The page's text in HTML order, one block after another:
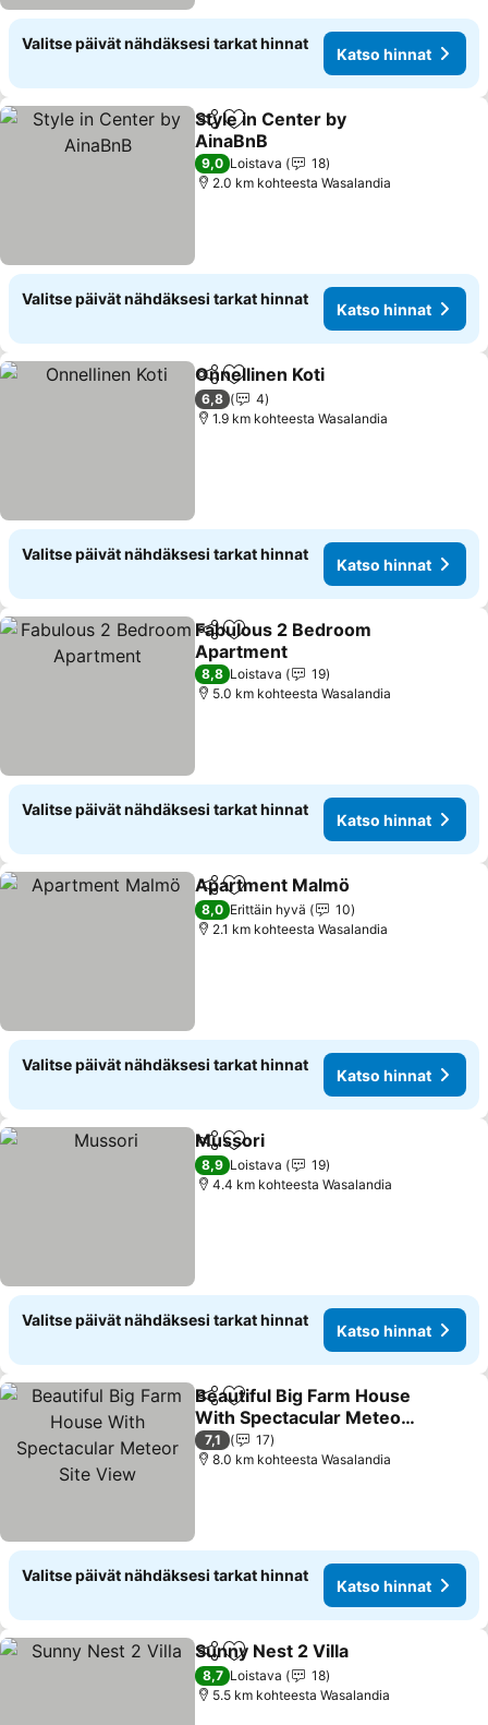
Valitse päivät nähdäksesi tarkat hinnat
Katso hinnat
Jaa Lisää suosikkeihin
Style in Center by
AinaBnB
9,0 Loistava
18
2.0 km kohteesta Wasalandia
Valitse päivät nähdäksesi tarkat hinnat
Katso hinnat
Jaa Lisää suosikkeihin
Onnellinen Koti
6,8
4
1.9 km kohteesta Wasalandia
Valitse päivät nähdäksesi tarkat hinnat
Katso hinnat
Jaa Lisää suosikkeihin
Fabulous 2 Bedroom
Apartment
8,8 Loistava
19
5.0 km kohteesta Wasalandia
Valitse päivät nähdäksesi tarkat hinnat
Katso hinnat
Jaa Lisää suosikkeihin
Apartment Malmö
8,0 Erittäin hyvä
10
2.1 km kohteesta Wasalandia
Valitse päivät nähdäksesi tarkat hinnat
Katso hinnat
Jaa Lisää suosikkeihin
Mussori
8,9 Loistava
19
4.4 km kohteesta Wasalandia
Valitse päivät nähdäksesi tarkat hinnat
Katso hinnat
Jaa Lisää suosikkeihin
Beautiful Big Farm House
With Spectacular Meteor
Site View
7,1
17
8.0 km kohteesta Wasalandia
Valitse päivät nähdäksesi tarkat hinnat
Katso hinnat
Jaa Lisää suosikkeihin
Sunny Nest 2 Villa
8,7 Loistava
18
5.5 km kohteesta Wasalandia